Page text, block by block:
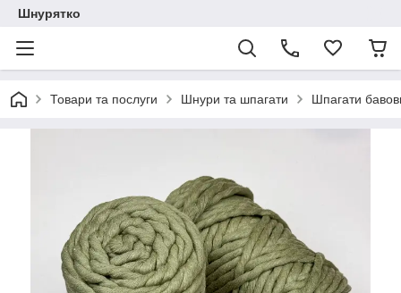
Шнурятко
Товари та послуги Шнури та шпагати Шпагати